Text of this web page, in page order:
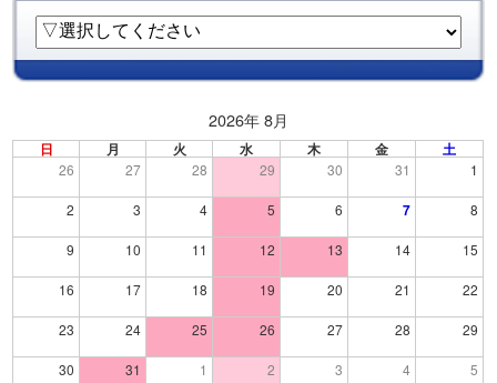
2026年 8月
日 月 火 水 木 金 土
26 27 28 29 30 31 1
2 3 4 5 6 7 8
9 10 11 12 13 14 15
16 17 18 19 20 21 22
23 24 25 26 27 28 29
30 31 1 2 3 4 5